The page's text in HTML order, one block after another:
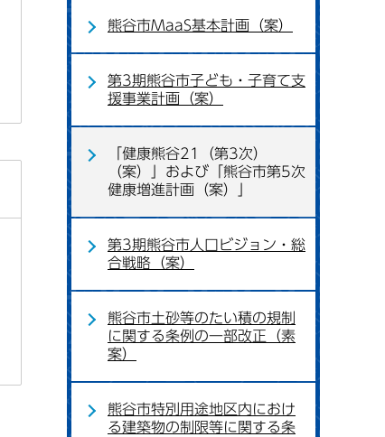
熊谷市MaaS基本計画（案）
第3期熊谷市子ども・子育て支
援事業計画（案）
「健康熊谷21（第3次）
（案）」および「熊谷市第5次
健康増進計画（案）」
第3期熊谷市人口ビジョン・総
合戦略（案）
熊谷市土砂等のたい積の規制
に関する条例の一部改正（素
案）
熊谷市特別用途地区内におけ
る建築物の制限等に関する条